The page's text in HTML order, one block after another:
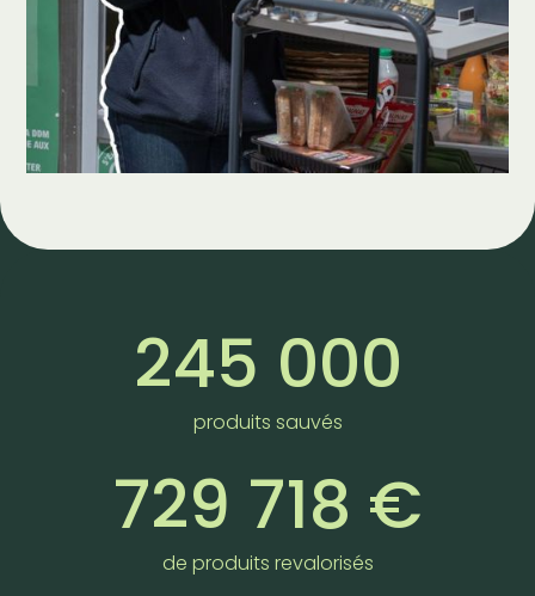
245 000
produits sauvés
729 718 €
de produits revalorisés